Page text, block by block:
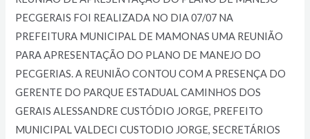
PECGERAIS FOI REALIZADA NO DIA 07/07 NA
PREFEITURA MUNICIPAL DE MAMONAS UMA REUNIÃO
PARA APRESENTAÇÃO DO PLANO DE MANEJO DO
PECGERIAS. A REUNIÃO CONTOU COM A PRESENÇA DO
GERENTE DO PARQUE ESTADUAL CAMINHOS DOS
GERAIS ALESSANDRE CUSTÓDIO JORGE, PREFEITO
MUNICIPAL VALDECI CUSTODIO JORGE, SECRETÁRIOS